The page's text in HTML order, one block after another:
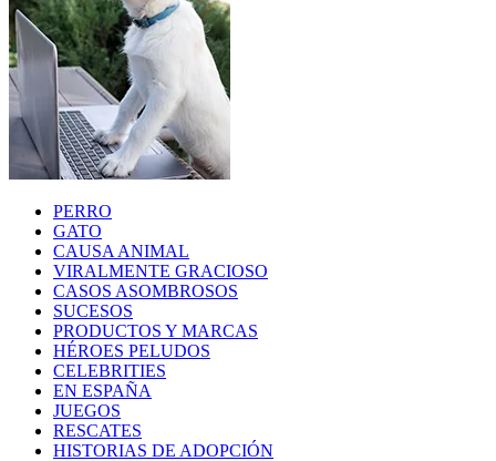
PERRO
GATO
CAUSA ANIMAL
VIRALMENTE GRACIOSO
CASOS ASOMBROSOS
SUCESOS
PRODUCTOS Y MARCAS
HÉROES PELUDOS
CELEBRITIES
EN ESPAÑA
JUEGOS
RESCATES
HISTORIAS DE ADOPCIÓN